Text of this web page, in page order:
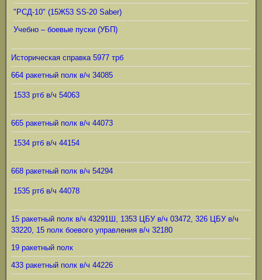
"РСД-10" (15Ж53 SS-20 Saber)
Учебно – боевые пуски (УБП)
Историческая справка 5977 трб
664 ракетный полк в/ч 34085
1533 ртб в/ч 54063
665 ракетный полк в/ч 44073
1534 ртб в/ч 44154
668 ракетный полк в/ч 54294
1535 ртб в/ч 44078
15 ракетный полк в/ч 43291Ш, 1353 ЦБУ в/ч 03472, 326 ЦБУ в/ч
33220, 15 полк боевого управления в/ч 32180
19 ракетный полк
433 ракетный полк в/ч 44226